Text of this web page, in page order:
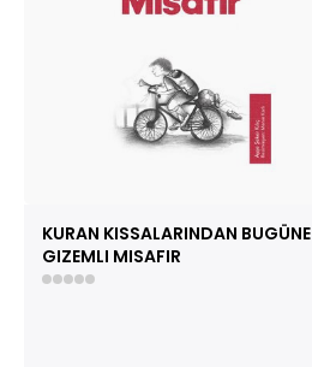
KURAN KISSALARINDAN BUGÜNE
GIZEMLI MISAFIR